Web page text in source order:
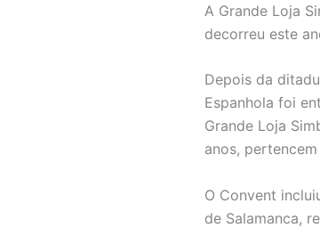
A Grande Loja
decorreu este
Depois da
Espanhola foi
Grande Loja
anos,
O Convent
de Salamanca,